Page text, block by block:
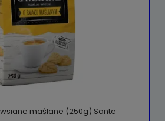
maślane (250g) Sante